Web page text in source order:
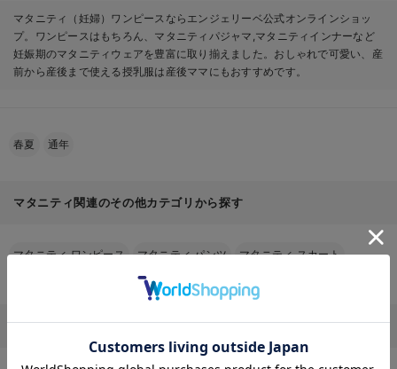
マタニティ（妊婦）ワンピースならエンジェリーベ公式オンラインショッ
プ。ワンピースはもちろん、マタニティパジャマ,マタニティインナーなど
妊娠期のマタニティウェアを豊富に取り揃えました。おしゃれで可愛い、産
前から産後まで使える授乳服は産後ママにもおすすめです。
春夏 通年
マタニティ関連のその他カテゴリから探す
マタニティ ワンピース マタニティ パンツ マタニティ スカート
マタニティ アウター（コート）・ママコート
カラーから探す（マタニティ ワンピース）
お気に入り商品を確認する